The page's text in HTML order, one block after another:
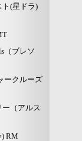
ト(星ドラ)
（ブレソ
ークルーズ
ー（アルス
RM